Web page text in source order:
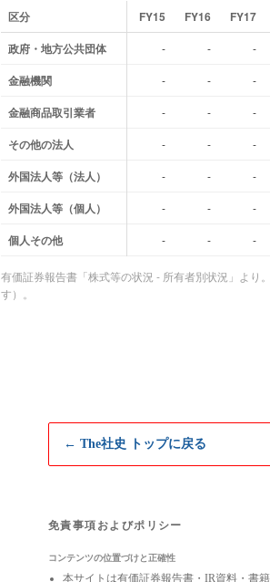
株式所有者別状況（比率の推移）
区分 FY15 FY16 FY17
政府・地方公共団体
- - -
金融機関 - - -
金融商品取引業者 - - -
その他の法人 - - -
外国法人等（法人） - - -
外国法人等（個人） - - -
個人その他 - - -
有価証券報告書「株式等の状況 - 所有者別状況」より
す）。
← The社史 トップに戻る
免責事項およびポリシー
コンテンツの位置づけと正確性
本サイトは有価証券報告書・IR資料・書